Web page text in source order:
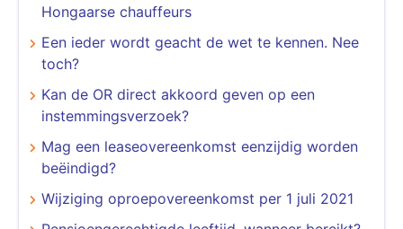
Hongaarse chauffeurs
Een ieder wordt geacht de wet te kennen. Nee
toch?
Kan de OR direct akkoord geven op een
instemmingsverzoek?
Mag een leaseovereenkomst eenzijdig worden
beëindigd?
Wijziging oproepovereenkomst per 1 juli 2021